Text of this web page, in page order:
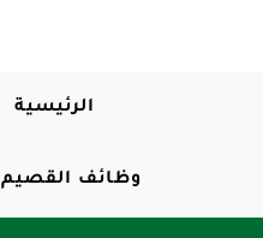
الرئيسية
وظائف القصيم